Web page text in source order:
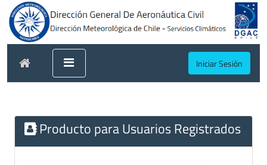
Iniciar Sesión
Producto para Usuarios Registrados